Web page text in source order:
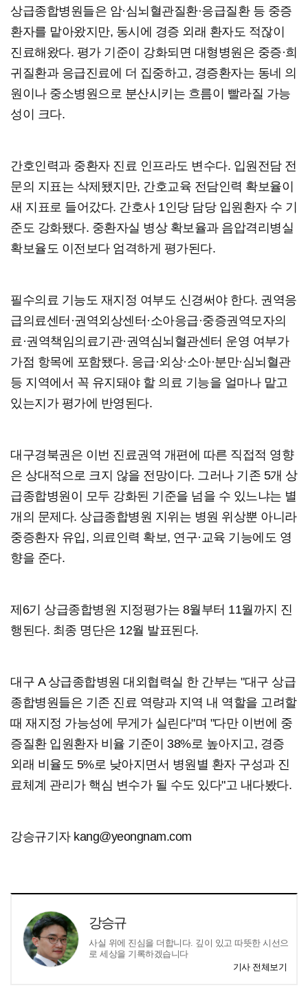
상급종합병원들은 암·심뇌혈관질환·응급질환 등 중증
환자를 맡아왔지만, 동시에 경증 외래 환자도 적잖이
진료해왔다. 평가 기준이 강화되면 대형병원은 중증·희
귀질환과 응급진료에 더 집중하고, 경증환자는 동네 의
원이나 중소병원으로 분산시키는 흐름이 빨라질 가능
성이 크다.
간호인력과 중환자 진료 인프라도 변수다. 입원전담 전
문의 지표는 삭제됐지만, 간호교육 전담인력 확보율이
새 지표로 들어갔다. 간호사 1인당 담당 입원환자 수 기
준도 강화됐다. 중환자실 병상 확보율과 음압격리병실
확보율도 이전보다 엄격하게 평가된다.
필수의료 기능도 재지정 여부도 신경써야 한다. 권역응
급의료센터·권역외상센터·소아응급·중증권역모자의
료·권역책임의료기관·권역심뇌혈관센터 운영 여부가
가점 항목에 포함됐다. 응급·외상·소아·분만·심뇌혈관
등 지역에서 꼭 유지돼야 할 의료 기능을 얼마나 맡고
있는지가 평가에 반영된다.
대구경북권은 이번 진료권역 개편에 따른 직접적 영향
은 상대적으로 크지 않을 전망이다. 그러나 기존 5개 상
급종합병원이 모두 강화된 기준을 넘을 수 있느냐는 별
개의 문제다. 상급종합병원 지위는 병원 위상뿐 아니라
중증환자 유입, 의료인력 확보, 연구·교육 기능에도 영
향을 준다.
제6기 상급종합병원 지정평가는 8월부터 11월까지 진
행된다. 최종 명단은 12월 발표된다.
대구 A 상급종합병원 대외협력실 한 간부는 "대구 상급
종합병원들은 기존 진료 역량과 지역 내 역할을 고려할
때 재지정 가능성에 무게가 실린다"며 "다만 이번에 중
증질환 입원환자 비율 기준이 38%로 높아지고, 경증
외래 비율도 5%로 낮아지면서 병원별 환자 구성과 진
료체계 관리가 핵심 변수가 될 수도 있다"고 내다봤다.
강승규기자 kang@yeongnam.com
강승규
사실 위에 진심을 더합니다. 깊이 있고 따뜻한 시선으
로 세상을 기록하겠습니다
기사 전체보기